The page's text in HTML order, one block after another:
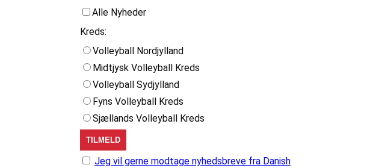
Alle Nyheder
Kreds:
Volleyball Nordjylland
Midtjysk Volleyball Kreds
Volleyball Sydjylland
Fyns Volleyball Kreds
Sjællands Volleyball Kreds
Jeg vil gerne modtage nyhedsbreve fra Danish